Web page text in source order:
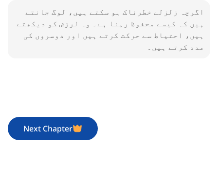
اگرچہ زلزلے خطرناک ہو سکتے ہیں، لوگ جانتے
ہیں کہ کیسے محفوظ رہنا ہے۔ وہ لرزش کو دیکھتے
ہیں، احتیاط سے حرکت کرتے ہیں اور دوسروں کی
مدد کرتے ہیں۔
Next Chapter